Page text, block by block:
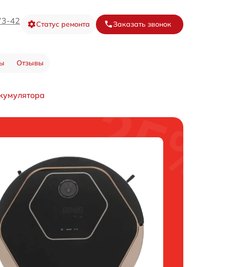
42 Статус ремонта Заказать звонок
Отзывы